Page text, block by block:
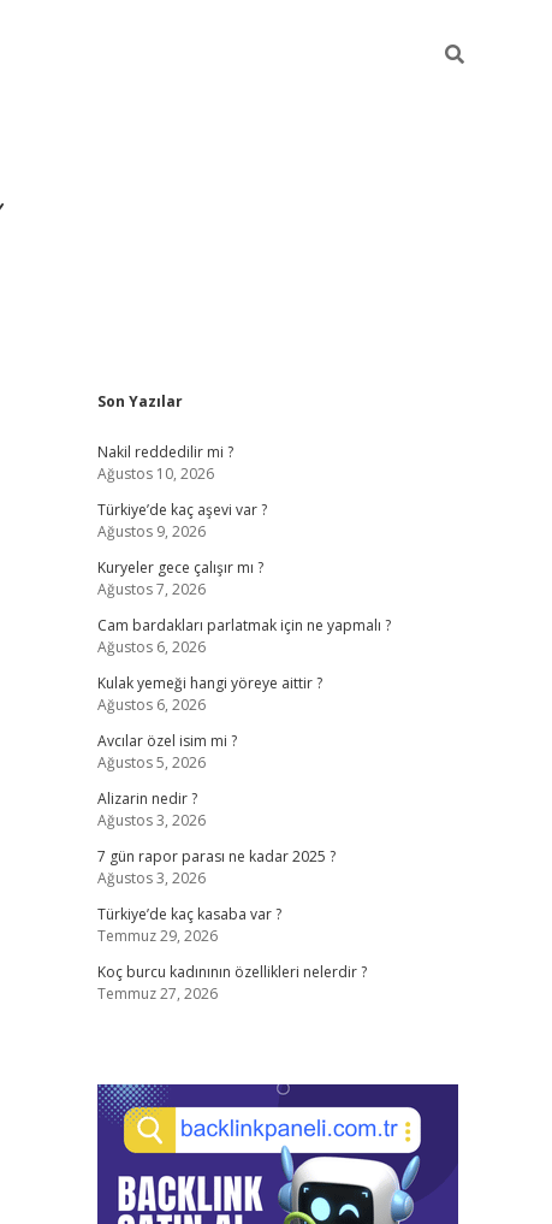
Sidebar
Son Yazılar
Nakil reddedilir mi ?
Ağustos 10, 2026
Türkiye’de kaç aşevi var ?
Ağustos 9, 2026
Kuryeler gece çalışır mı ?
Ağustos 7, 2026
Cam bardakları parlatmak için ne yapmalı ?
Ağustos 6, 2026
Kulak yemeği hangi yöreye aittir ?
Ağustos 6, 2026
Avcılar özel isim mi ?
Ağustos 5, 2026
Alizarin nedir ?
Ağustos 3, 2026
7 gün rapor parası ne kadar 2025 ?
Ağustos 3, 2026
Türkiye’de kaç kasaba var ?
Temmuz 29, 2026
Koç burcu kadınının özellikleri nelerdir ?
Temmuz 27, 2026